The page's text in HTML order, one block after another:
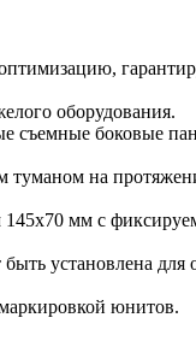
оборудования.
съемные боковые
на
мм с
быть установлена
юнитов.